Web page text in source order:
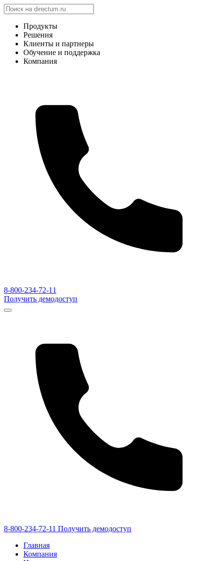
Продукты
Решения
Клиенты и партнеры
Обучение и поддержка
Компания
8-800-234-72-11
Получить демодоступ
8-800-234-72-11 Получить демодоступ
Главная
Компания